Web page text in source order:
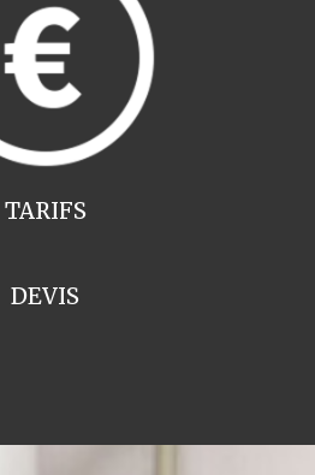
TARIFS
DEVIS